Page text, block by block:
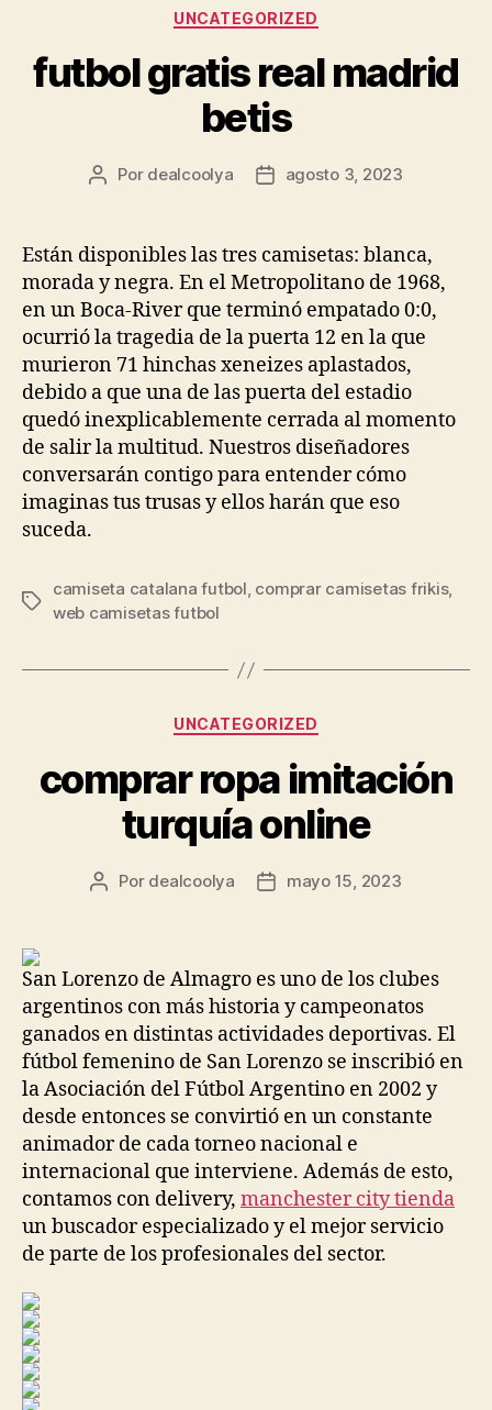
Categorías
UNCATEGORIZED
futbol gratis real madrid
betis
Autor
entrada
Por dealcoolya
Fecha
entrada
agosto 3, 2023
Están disponibles las tres camisetas: blanca,
morada y negra. En el Metropolitano de 1968,
en un Boca-River que terminó empatado 0:0,
ocurrió la tragedia de la puerta 12 en la que
murieron 71 hinchas xeneizes aplastados,
debido a que una de las puerta del estadio
quedó inexplicablemente cerrada al momento
de salir la multitud. Nuestros diseñadores
conversarán contigo para entender cómo
imaginas tus trusas y ellos harán que eso
suceda.
Etiquetas
camiseta catalana futbol, comprar camisetas frikis,
web camisetas futbol
Categorías
UNCATEGORIZED
comprar ropa imitación
turquía online
Autor
Por dealcoolya
Fechamayo 15, 2023
San Lorenzo de Almagro es uno de los clubes
argentinos con más historia y campeonatos
ganados en distintas actividades deportivas. El
fútbol femenino de San Lorenzo se inscribió en
la Asociación del Fútbol Argentino en 2002 y
desde entonces se convirtió en un constante
animador de cada torneo nacional e
internacional que interviene. Además de esto,
contamos con delivery, manchester city tienda
un buscador especializado y el mejor servicio
de parte de los profesionales del sector.